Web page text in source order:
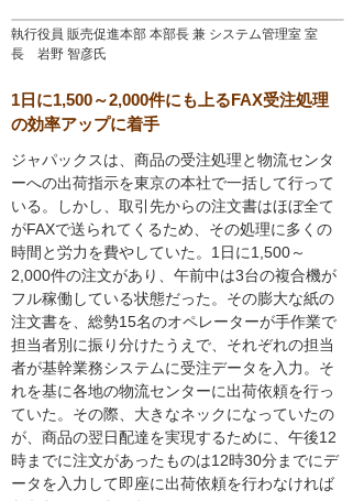
執行役員 販売促進本部 本部長 兼 システム管理室 室
長 岩野 智彦氏
1日に1,500～2,000件にも上るFAX受注処理
の効率アップに着手
ジャパックスは、商品の受注処理と物流センタ
ーへの出荷指示を東京の本社で一括して行って
いる。しかし、取引先からの注文書はほぼ全て
がFAXで送られてくるため、その処理に多くの
時間と労力を費やしていた。1日に1,500～
2,000件の注文があり、午前中は3台の複合機が
フル稼働している状態だった。その膨大な紙の
注文書を、総勢15名のオペレーターが手作業で
担当者別に振り分けたうえで、それぞれの担当
者が基幹業務システムに受注データを入力。そ
れを基に各地の物流センターに出荷依頼を行っ
ていた。その際、大きなネックになっていたの
が、商品の翌日配達を実現するために、午後12
時までに注文があったものは12時30分までにデ
ータを入力して即座に出荷依頼を行わなければ